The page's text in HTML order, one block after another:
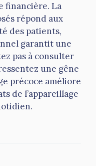
financière. La
répond aux
des patients,
garantit une
pas à consulter
une gêne
précoce améliore
de l’appareillage